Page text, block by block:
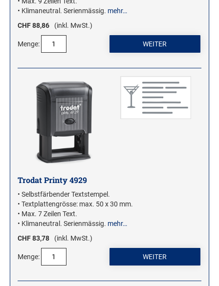
• Klimaneutral. Serienmässig. mehr…
CHF 88,86
(inkl. MwSt.)
Menge:
Trodat Printy 4929
• Selbstfärbender Textstempel.
• Textplattengrösse: max. 50 x 30 mm.
• Max. 7 Zeilen Text.
• Klimaneutral. Serienmässig. mehr…
CHF 83,78
(inkl. MwSt.)
Menge: